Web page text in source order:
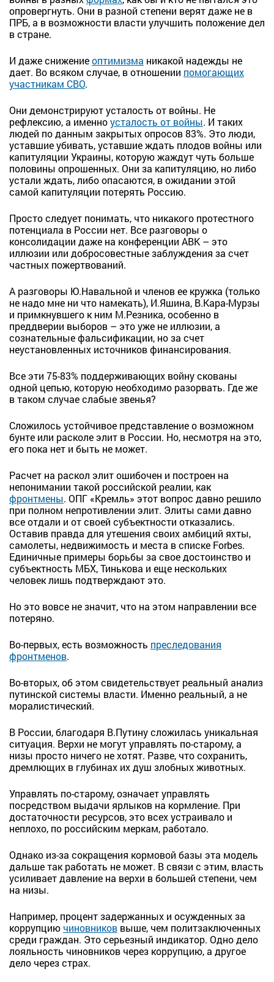
опровергнуть. Они в разной степени верят даже не в
ПРБ, а в возможности власти улучшить положение дел
в стране.
И даже снижениеоптимизма никакой надежды не
дает. Во всяком случае, в отношении помогающих
участникам СВО.
Они демонстрируют усталость от войны. Не
рефлексию, а именноусталость от войны. И таких
людей по данным закрытых опросов 83%. Это люди,
уставшие убивать, уставшие ждать плодов войны или
капитуляции Украины, которую жаждут чуть больше
половины опрошенных. Они за капитуляцию, но либо
устали ждать, либо опасаются, в ожидании этой
самой капитуляции потерять Россию.
Просто следует понимать, что никакого протестного
потенциала в России нет. Все разговоры о
консолидации даже на конференции АВК – это
иллюзии или добросовестные заблуждения за счет
частных пожертвований.
А разговоры Ю.Навальной и членов ее кружка (только
не надо мне ни что намекать), И.Яшина, В.Кара-Мурзы
и примкнувшего к ним М.Резника, особенно в
преддверии выборов – это уже не иллюзии, а
сознательные фальсификации, но за счет
неустановленных источников финансирования.
Все эти 75-83% поддерживающих войну скованы
одной цепью, которую необходимо разорвать. Где же
в таком случае слабые звенья?
Сложилось устойчивое представление о возможном
бунте или расколе элит в России. Но, несмотря на это,
его пока нет и быть не может.
Расчет на раскол элит ошибочен и построен на
непонимании такой российской реалии, как
фронтмены. ОПГ «Кремль» этот вопрос давно решило
при полном непротивлении элит. Элиты сами давно
все отдали и от своей субъектности отказались.
Оставив правда для утешения своих амбиций яхты,
самолеты, недвижимость и места в списке Forbes.
Единичные примеры борьбы за свое достоинство и
субъектность МБХ, Тинькова и еще нескольких
человек лишь подтверждают это.
Но это вовсе не значит, что на этом направлении все
потеряно.
Во-первых, есть возможность преследования
фронтменов.
Во-вторых, об этом свидетельствует реальный анализ
путинской системы власти. Именно реальный, а не
моралистический.
В России, благодаря В.Путину сложилась уникальная
ситуация. Верхи не могут управлять по-старому, а
низы просто ничего не хотят. Разве, что сохранить,
дремлющих в глубинах их душ злобных животных.
Управлять по-старому, означает управлять
посредством выдачи ярлыков на кормление. При
достаточности ресурсов, это всех устраивало и
неплохо, по российским меркам, работало.
Однако из-за сокращения кормовой базы эта модель
дальше так работать не может. В связи с этим, власть
усиливает давление на верхи в большей степени, чем
на низы.
Например, процент задержанных и осужденных за
коррупцию чиновников выше, чем политзаключенных
среди граждан. Это серьезный индикатор. Одно дело
лояльность чиновников через коррупцию, а другое
дело через страх.